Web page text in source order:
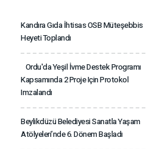
Kandıra Gıda İhtisas OSB Müteşebbis
Heyeti Toplandı
Ordu'da Yeşil İvme Destek Programı
Kapsamında 2 Proje Için Protokol
Imzalandı
Beylikdüzü Belediyesi Sanatla Yaşam
Atölyeleri’nde 6. Dönem Başladı